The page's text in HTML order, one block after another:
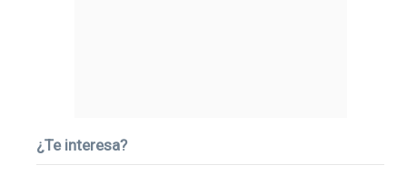
¿Te interesa?